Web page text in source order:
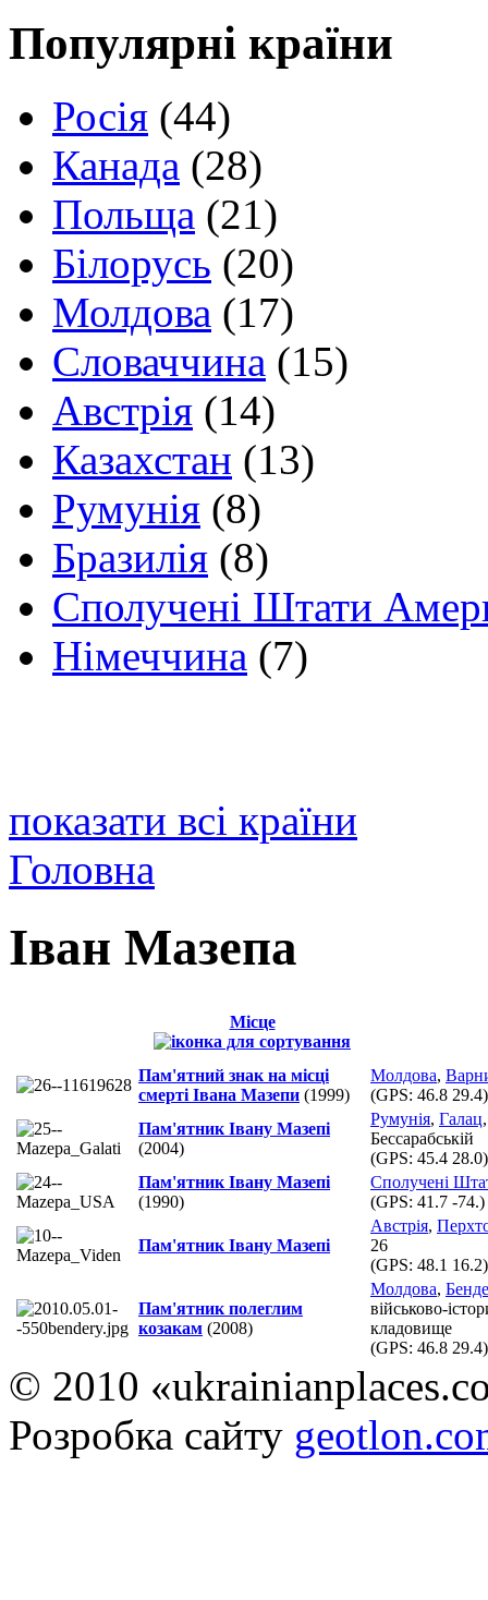
Популярні країни
Росія (44)
Канада (28)
Польща (21)
Білорусь (20)
Молдова (17)
Словаччина (15)
Австрія (14)
Казахстан (13)
Румунія (8)
Бразилія (8)
Сполучені Штати
Німеччина (7)
показати всі країни
Головна
Іван Мазепа
Місце
Пам'ятний знак на місці
смерті Івана Мазепи (1999)
Молдова,
(GPS: 46.8 29.4)
Пам'ятник Івану Мазепі
(2004)
Румунія, Галац
Бессарабській
(GPS: 45.4 28.0)
Пам'ятник Івану Мазепі
(1990)
Сполучені
(GPS: 41.7 -74.)
Пам'ятник Івану Мазепі
Австрія,
26
(GPS: 48.1 16.2)
Пам'ятник полеглим
козакам (2008)
Молдова,
військово-
кладовище
(GPS: 46.8 29.4)
© 2010
Розробка сайту